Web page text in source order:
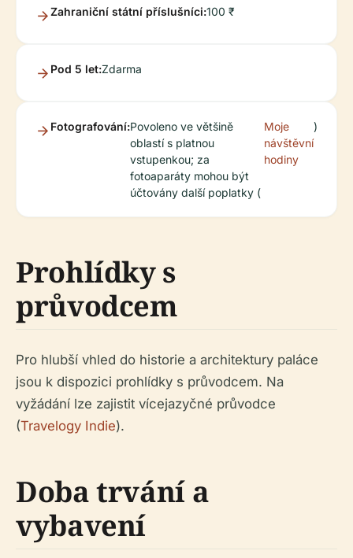
Zahraniční státní příslušníci:100 ₹
Pod 5 let:Zdarma
Fotografování:Povoleno ve většině
oblastí s platnou
vstupenkou; za
fotoaparáty mohou být
účtovány další poplatky (
Moje
návštěvní
hodiny
)
Prohlídky s
průvodcem
Pro hlubší vhled do historie a architektury paláce
jsou k dispozici prohlídky s průvodcem. Na
vyžádání lze zajistit vícejazyčné průvodce
(Travelogy Indie).
Doba trvání a
vybavení